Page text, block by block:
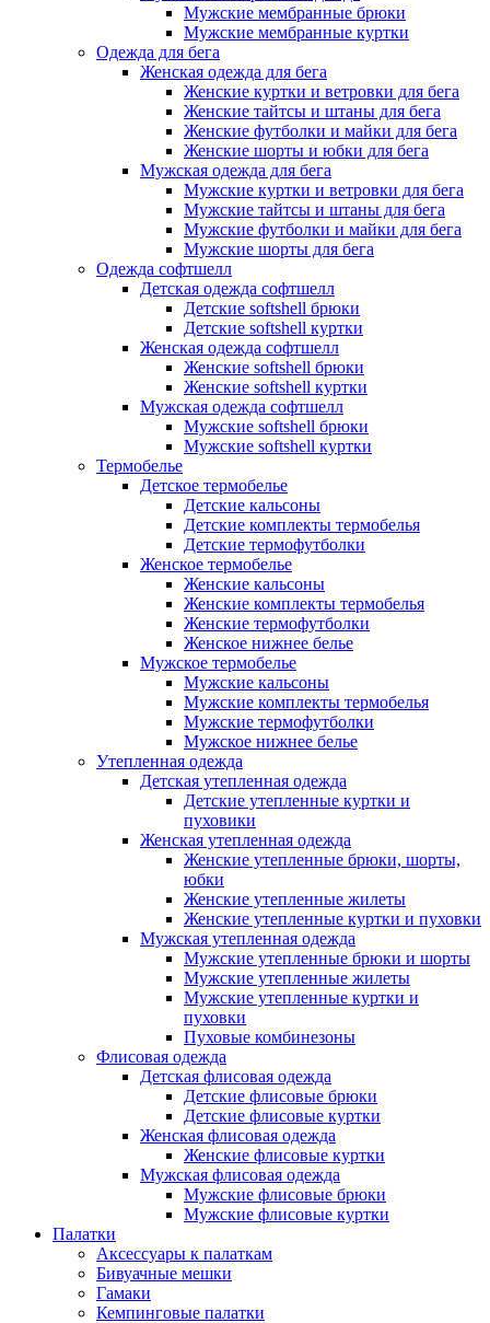
Мужские мембранные брюки
Мужские мембранные куртки
Одежда для бега
Женская одежда для бега
Женские куртки и ветровки для бега
Женские тайтсы и штаны для бега
Женские футболки и майки для бега
Женские шорты и юбки для бега
Мужская одежда для бега
Мужские куртки и ветровки для бега
Мужские тайтсы и штаны для бега
Мужские футболки и майки для бега
Мужские шорты для бега
Одежда софтшелл
Детская одежда софтшелл
Детские softshell брюки
Детские softshell куртки
Женская одежда софтшелл
Женские softshell брюки
Женские softshell куртки
Мужская одежда софтшелл
Мужские softshell брюки
Мужские softshell куртки
Термобелье
Детское термобелье
Детские кальсоны
Детские комплекты термобелья
Детские термофутболки
Женское термобелье
Женские кальсоны
Женские комплекты термобелья
Женские термофутболки
Женское нижнее белье
Мужское термобелье
Мужские кальсоны
Мужские комплекты термобелья
Мужские термофутболки
Мужское нижнее белье
Утепленная одежда
Детская утепленная одежда
Детские утепленные куртки и
пуховики
Женская утепленная одежда
Женские утепленные брюки, шорты,
юбки
Женские утепленные жилеты
Женские утепленные куртки и пуховки
Мужская утепленная одежда
Мужские утепленные брюки и шорты
Мужские утепленные жилеты
Мужские утепленные куртки и
пуховки
Пуховые комбинезоны
Флисовая одежда
Детская флисовая одежда
Детские флисовые брюки
Детские флисовые куртки
Женская флисовая одежда
Женские флисовые куртки
Мужская флисовая одежда
Мужские флисовые брюки
Мужские флисовые куртки
Палатки
Аксессуары к палаткам
Бивуачные мешки
Гамаки
Кемпинговые палатки